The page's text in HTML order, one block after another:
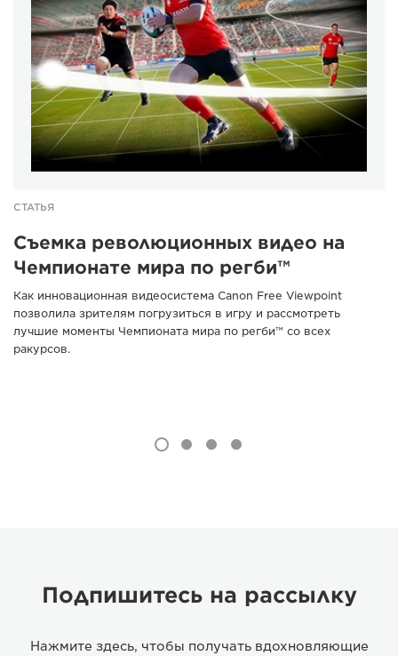
СТАТЬЯ
Съемка революционных видео на
Чемпионате мира по регби™
Как инновационная видеосистема Canon Free Viewpoint
позволила зрителям погрузиться в игру и рассмотреть
лучшие моменты Чемпионата мира по регби™ со всех
ракурсов.
Подпишитесь на рассылку
Нажмите здесь, чтобы получать вдохновляющие